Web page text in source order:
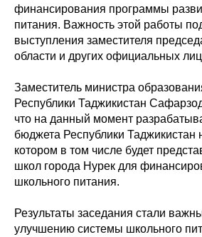
финансирования программы
питания. Важность этой работы
выступления заместителя
области и других официальных
Заместитель министра
Республики Таджикистан
что на данный момент
бюджета Республики Таджикистан
котором в том числе будет
школ города Нурек для
школьного питания.
Результаты заседания стали
улучшению системы школьного